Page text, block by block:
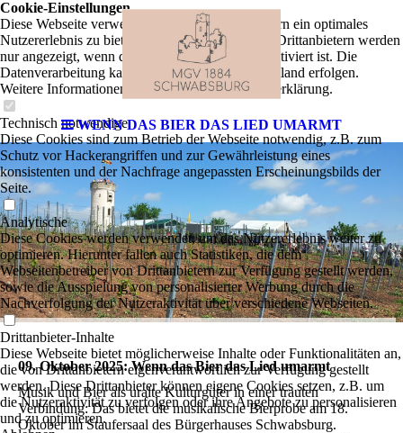
WENN DAS BIER DAS LIED UMARMT
09. Oktober 2025: Wenn das Bier das Lied umarmt
Musik und Bier als uralte Kulturgüter in einer trauten
Verbindung: Das bietet die musikalische Bierprobe am 18.
Oktober im Staufersaal des Bürgerhauses Schwabsburg.
Cookie-Einstellungen
Diese Webseite verwendet Cookies, um Besuchern ein optimales
Nutzererlebnis zu bieten. Bestimmte Inhalte von Drittanbietern werden
nur angezeigt, wenn die entsprechende Option aktiviert ist. Die
Datenverarbeitung kann dann auch in einem Drittland erfolgen.
Weitere Informationen hierzu in der Datenschutzerklärung.
Technisch notwendige
Diese Cookies sind zum Betrieb der Webseite notwendig, z.B. zum
Schutz vor Hackerangriffen und zur Gewährleistung eines
konsistenten und der Nachfrage angepassten Erscheinungsbilds der
Seite.
Analytische
Diese Cookies werden verwendet, um das Nutzererlebnis weiter zu
optimieren. Hierunter fallen auch Statistiken, die dem
Webseitenbetreiber von Drittanbietern zur Verfügung gestellt werden,
sowie die Ausspielung von personalisierter Werbung durch die
Nachverfolgung der Nutzeraktivität über verschiedene Webseiten.
Drittanbieter-Inhalte
Diese Webseite bietet möglicherweise Inhalte oder Funktionalitäten an,
die von Drittanbietern eigenverantwortlich zur Verfügung gestellt
werden. Diese Drittanbieter können eigene Cookies setzen, z.B. um
die Nutzeraktivität zu verfolgen oder ihre Angebote zu personalisieren
und zu optimieren.